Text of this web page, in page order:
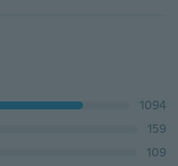
1094
159
109